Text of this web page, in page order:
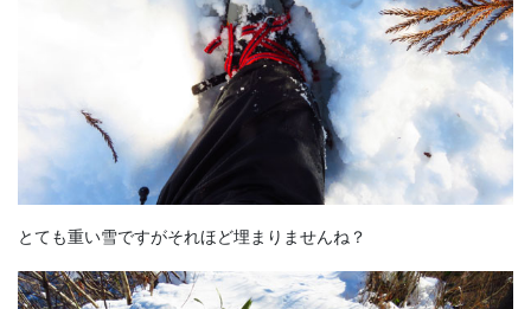
とても重い雪ですがそれほど埋まりませんね？